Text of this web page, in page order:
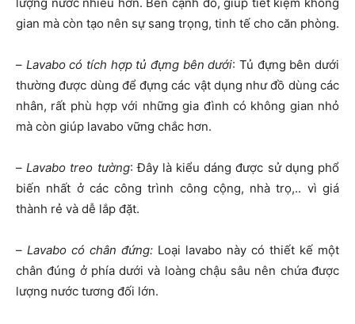
lượng nước nhiều hơn. Bên cạnh đó, giúp tiết kiệm không
gian mà còn tạo nên sự sang trọng, tinh tế cho căn phòng.
– Lavabo có tích hợp tủ đựng bên dưới: Tủ đựng bên dưới
thường được dùng để đựng các vật dụng như đồ dùng các
nhân, rất phù hợp với những gia đình có không gian nhỏ
mà còn giúp lavabo vững chắc hơn.
–Lavabo treo tường: Đây là kiểu dáng được sử dụng phổ
biến nhất ở các công trình công cộng, nhà trọ,.. vì giá
thành rẻ và dễ lắp đặt.
– Lavabo có chân đứng: Loại lavabo này có thiết kế một
chân đúng ở phía dưới và loàng chậu sâu nên chứa được
lượng nước tương đối lớn.